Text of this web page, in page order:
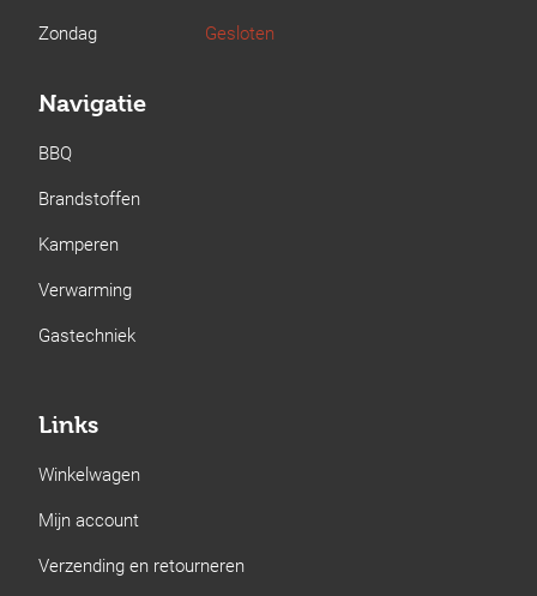
Zondag
Gesloten
Navigatie
BBQ
Brandstoffen
Kamperen
Verwarming
Gastechniek
Links
Winkelwagen
Mijn account
Verzending en retourneren